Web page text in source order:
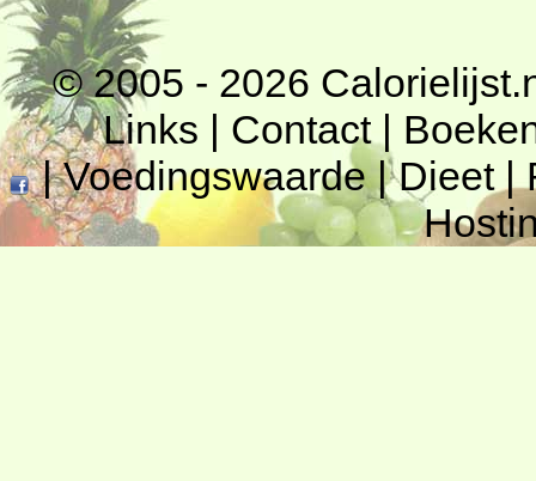
© 2005 - 2026
Links | Contact|
|Voedingswaarde|Dieet|